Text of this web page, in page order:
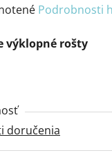
Podrobnosti
výklopné rošty
doručenia